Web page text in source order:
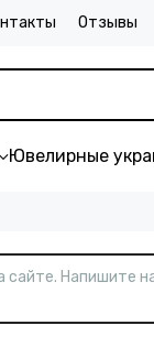
Отзывы
Ювелирные
сайте.